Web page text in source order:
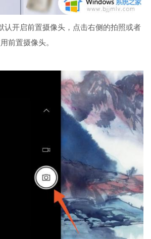
开启前置摄像头，点击右侧的拍照或者
前置摄像头。